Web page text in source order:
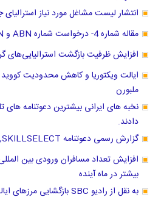
انتشار لیست مشاغل مورد نیاز
مقاله شماره 4- درخواست شماره ABN و ACN استرالیا
افزایش ظرفیت بازگشت استرالیایی‌های
ملبورن
نخبه های ایرانی بیشترین دعوتنامه
دادند.
گزارش رسمی دعوتنامه SKILLSELECT, راند سپتامبر ۲۰۲۰
بیشتر در ماه آینده
به نقل از رادیو SBC بازگشایی مرزهای ایالت های استرالیا تا کریسمس